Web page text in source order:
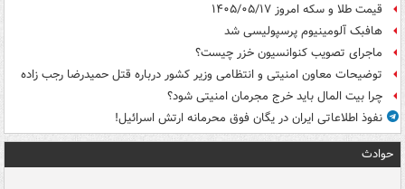
قیمت طلا و سکه امروز ۱۴۰۵/۰۵/۱۷
هافبک آلومینیوم پرسپولیسی شد
ماجرای تصویب کنوانسیون خزر چیست؟
توضیحات معاون امنیتی و انتظامی وزیر کشور درباره قتل حمیدرضا رجب زاده
چرا بیت المال باید خرج مجرمان امنیتی شود؟
نفوذ اطلاعاتی ایران در یگان فوق محرمانه ارتش اسرائیل!
حوادث